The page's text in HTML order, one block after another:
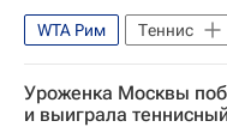
WTA Рим Теннис
Хольгер Руне
Уроженка Москвы
и выиграла